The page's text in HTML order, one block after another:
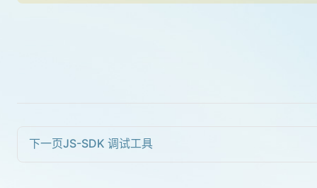
下一页JS-SDK 调试工具